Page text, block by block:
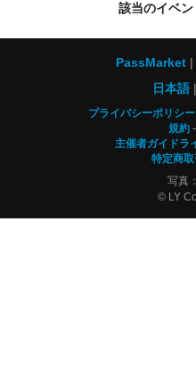
該当のイベ
PassMarket
日本語
プライバシーポリシー
規約
主催者ガイドラ
特定商
写真
© LY